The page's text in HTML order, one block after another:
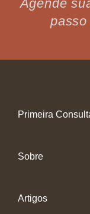
Agende
Primeira
Sobre
Artigos